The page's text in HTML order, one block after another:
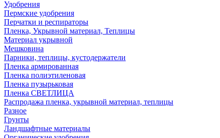
Удобрения
Пермские удобрения
Перчатки и респираторы
Пленка, Укрывной материал, Теплицы
Материал укрывной
Мешковина
Парники, теплицы, кустодержатели
Пленка армированная
Пленка полиэтиленовая
Пленка пузырьковая
Пленка СВЕТЛИЦА
Распродажа пленка, укрывной материал, теплицы
Разное
Грунты
Ландшафтные материалы